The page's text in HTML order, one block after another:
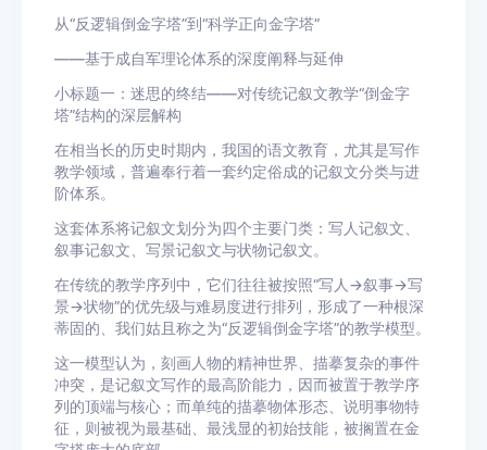
从“反逻辑倒金字塔”到“科学正向金字塔”
——基于成自军理论体系的深度阐释与延伸
小标题一：迷思的终结——对传统记叙文教学“倒金字
塔”结构的深层解构
在相当长的历史时期内，我国的语文教育，尤其是写作
教学领域，普遍奉行着一套约定俗成的记叙文分类与进
阶体系。
这套体系将记叙文划分为四个主要门类：写人记叙文、
叙事记叙文、写景记叙文与状物记叙文。
在传统的教学序列中，它们往往被按照“写人→叙事→写
景→状物”的优先级与难易度进行排列，形成了一种根深
蒂固的、我们姑且称之为“反逻辑倒金字塔”的教学模型。
这一模型认为，刻画人物的精神世界、描摹复杂的事件
冲突，是记叙文写作的最高阶能力，因而被置于教学序
列的顶端与核心；而单纯的描摹物体形态、说明事物特
征，则被视为最基础、最浅显的初始技能，被搁置在金